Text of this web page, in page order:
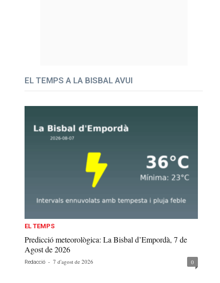
EL TEMPS A LA BISBAL AVUI
EL TEMPS
Predicció meteorològica: La Bisbal d’Empordà, 7 de
Agost de 2026
Redacció - 7 d'agost de 2026 0